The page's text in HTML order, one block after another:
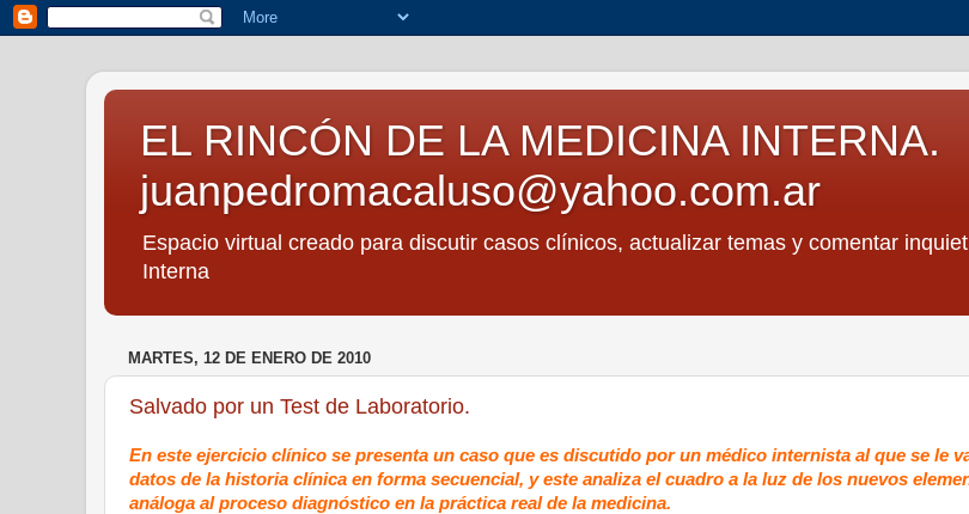
EL RINCÓN DE LA MEDICINA INTERNA.
juanpedromacaluso@yahoo.com.ar
Espacio virtual creado para discutir casos clínicos, actualizar temas y comentar
Interna
MARTES, 12 DE ENERO DE 2010
Salvado por un Test de Laboratorio.
En este ejercicio clínico se presenta un caso que es discutido por un médico internista al que se le
datos de la historia clínica en forma secuencial, y este analiza el cuadro a la luz de los nuevos
análoga al proceso diagnóstico en la práctica real de la medicina.